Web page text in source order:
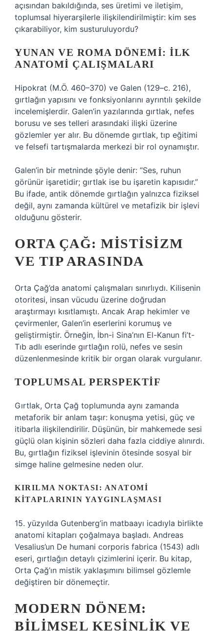
açısından bakıldığında, ses üretimi ve iletişim,
toplumsal hiyerarşilerle ilişkilendirilmiştir: kim ses
çıkarabiliyor, kim susturuluyordu?
YUNAN VE ROMA DÖNEMI: İLK
ANATOMI ÇALIŞMALARI
Hipokrat (M.Ö. 460–370) ve Galen (129–c. 216),
gırtlağın yapısını ve fonksiyonlarını ayrıntılı şekilde
incelemişlerdir. Galen’in yazılarında gırtlak, nefes
borusu ve ses telleri arasındaki ilişki üzerine
gözlemler yer alır. Bu dönemde gırtlak, tıp eğitimi
ve felsefi tartışmalarda merkezi bir rol oynamıştır.
Galen’in bir metninde şöyle denir: “Ses, ruhun
görünür işaretidir; gırtlak ise bu işaretin kapısıdır.”
Bu ifade, antik dönemde gırtlağın yalnızca fiziksel
değil, aynı zamanda kültürel ve metafizik bir işlevi
olduğunu gösterir.
ORTA ÇAĞ: MISTISIZM
VE TIP ARASINDA
Orta Çağ’da anatomi çalışmaları sınırlıydı. Kilisenin
otoritesi, insan vücudu üzerine doğrudan
araştırmayı kısıtlamıştı. Ancak Arap hekimler ve
çevirmenler, Galen’in eserlerini korumuş ve
geliştirmiştir. Örneğin, İbn-i Sina’nın El-Kanun fi’t-
Tıb adlı eserinde gırtlağın rolü, nefes ve sesin
düzenlenmesinde kritik bir organ olarak vurgulanır.
TOPLUMSAL PERSPEKTIF
Gırtlak, Orta Çağ toplumunda aynı zamanda
metaforik bir anlam taşır: konuşma yetisi, güç ve
itibarla ilişkilendirilir. Düşünün, bir mahkemede sesi
güçlü olan kişinin sözleri daha fazla ciddiye alınırdı.
Bu, gırtlağın fiziksel işlevinin ötesinde sosyal bir
simge haline gelmesine neden olur.
KIRILMA NOKTASI: ANATOMI
KITAPLARININ YAYGINLAŞMASI
15. yüzyılda Gutenberg’in matbaayı icadıyla birlikte
anatomi kitapları çoğalmaya başladı. Andreas
Vesalius’un De humani corporis fabrica (1543) adlı
eseri, gırtlağın detaylı çizimlerini içerir. Bu kitap,
Orta Çağ’ın mistik yaklaşımını bilimsel gözlemle
değiştiren bir dönemeçtir.
MODERN DÖNEM:
BILIMSEL KESINLIK VE